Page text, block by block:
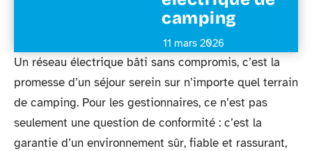
camping
11 mars 2026
Un réseau électrique bâti sans compromis, c’est la
promesse d’un séjour serein sur n’importe quel terrain
de camping. Pour les gestionnaires, ce n’est pas
seulement une question de conformité : c’est la
garantie d’un environnement sûr, fiable et rassurant,